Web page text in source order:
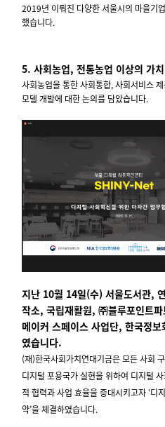
2019년 이뤄진 다양한 서울시의 마을기
했습니다.
5. 사회농업, 전통농업 이상의 가
사회농업을 통한 사회통합, 사회서비스
모델 개발에 대한 논의를 담았습니다.
지난 10월 14일(수) 서울도서관,
작소, 국립재활원, ㈜블루포인트
메이커 스페이스 사업단, 한국정보
였습니다.
(재)한국사회가치연대기금은모든 사회
디지털 포용국가 실현을 위하여 디지털
적 협력과 사업 효율을 증대시키고자 ‘디
약’을 체결하였습니다.